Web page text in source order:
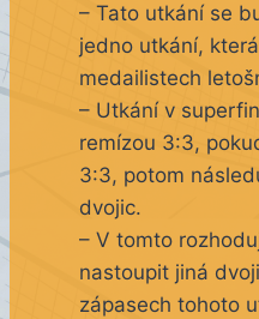
– Tato utkání se
jedno utkání,
medailistech
– Utkání v
remízou 3:3,
3:3, potom
dvojic.
– V tomto
nastoupit jiná
zápasech tohoto